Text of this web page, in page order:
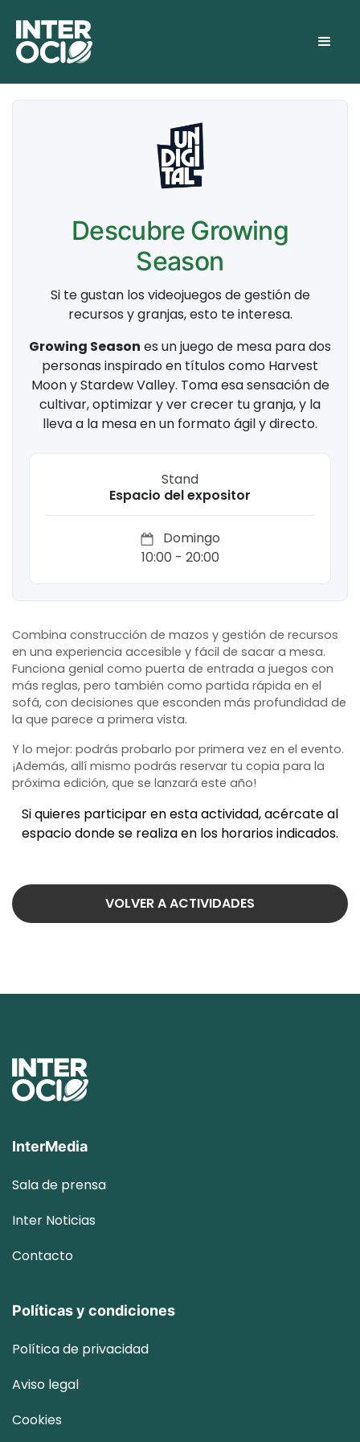
Descubre Growing
Season
Si te gustan los videojuegos de gestión de
recursos y granjas, esto te interesa.
Growing Season es un juego de mesa para dos
personas inspirado en títulos como Harvest
Moon y Stardew Valley. Toma esa sensación de
cultivar, optimizar y ver crecer tu granja, y la
lleva a la mesa en un formato ágil y directo.
Stand
Espacio del expositor
Domingo
10:00 - 20:00
Combina construcción de mazos y gestión de recursos
en una experiencia accesible y fácil de sacar a mesa.
Funciona genial como puerta de entrada a juegos con
más reglas, pero también como partida rápida en el
sofá, con decisiones que esconden más profundidad de
la que parece a primera vista.
Y lo mejor: podrás probarlo por primera vez en el evento.
¡Además, allí mismo podrás reservar tu copia para la
próxima edición, que se lanzará este año!
Si quieres participar en esta actividad, acércate al
espacio donde se realiza en los horarios indicados.
VOLVER A ACTIVIDADES
InterMedia
Sala de prensa
Inter Noticias
Contacto
Políticas y condiciones
Política de privacidad
Aviso legal
Cookies